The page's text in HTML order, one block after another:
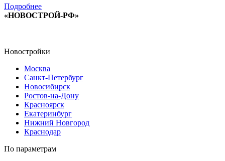
Подробнее
«НОВОСТРОЙ-РФ»
Новостройки
Москва
Санкт-Петербург
Новосибирск
Ростов-на-Дону
Красноярск
Екатеринбург
Нижний Новгород
Краснодар
По параметрам